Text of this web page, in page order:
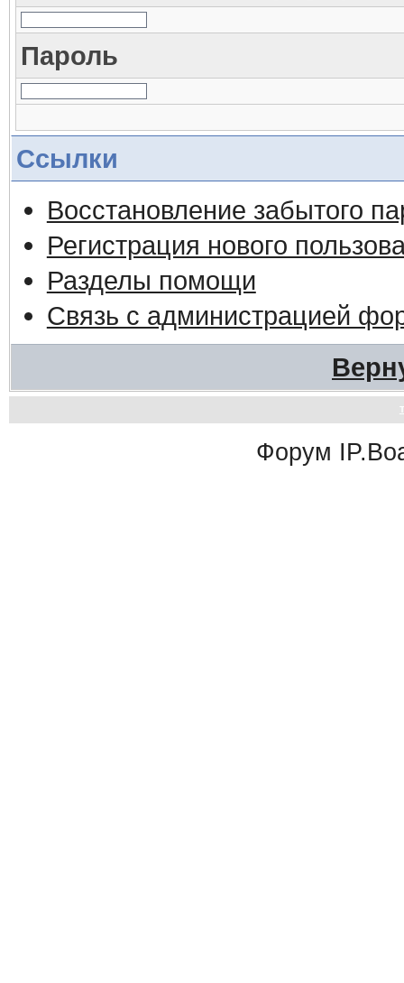
Пароль
Ссылки
Восстановление забытого
Регистрация нового
Разделы помощи
Связь с администрацией
Форум